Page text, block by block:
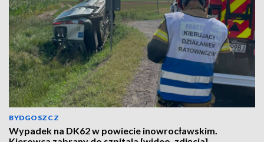
BYDGOSZCZ
Wypadek na DK62 w powiecie inowrocławskim.